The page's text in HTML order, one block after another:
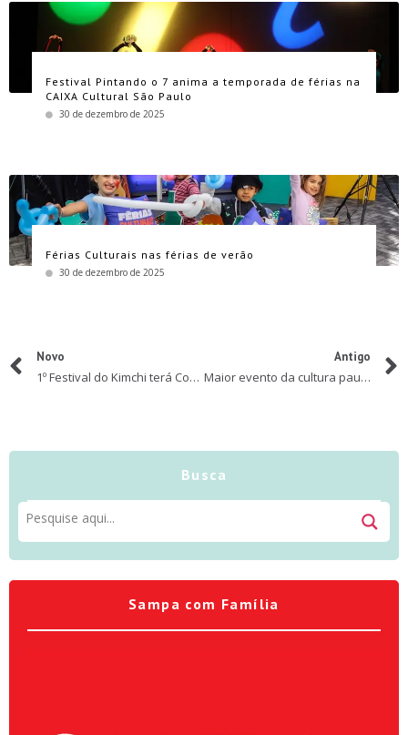
Festival Pintando o 7 anima a temporada de férias na
CAIXA Cultural São Paulo
30 de dezembro de 2025
Férias Culturais nas férias de verão
30 de dezembro de 2025
Novo
1º Festival do Kimchi terá Concurso de Desenho Infantil, muito K-Pop, gastronomia e programação cultural com diversas atrações
Antigo
Maior evento da cultura paulista, Revelando SP começa hoje
Busca
Sampa com Família